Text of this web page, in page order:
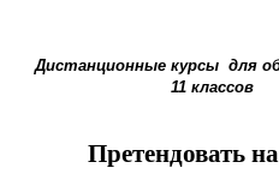
Дистанционные курсы для
11 классов
Претендовать